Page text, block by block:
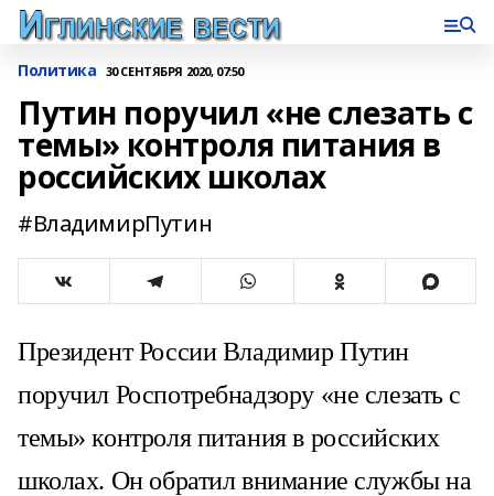
Политика 30 СЕНТЯБРЯ 2020, 07:50
Путин поручил «не слезать с
темы» контроля питания в
российских школах
#ВладимирПутин
Президент России Владимир Путин
поручил Роспотребнадзору «не слезать с
темы» контроля питания в российских
школах. Он обратил внимание службы на